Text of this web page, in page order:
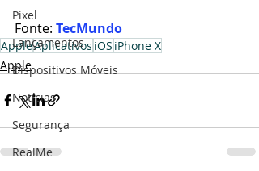
Pixel
Lançamentos
Dispositivos Móveis
Notícias
Segurança
RealMe
Fonte: TecMundo
AppleAplicativos iOS iPhone X
Apple